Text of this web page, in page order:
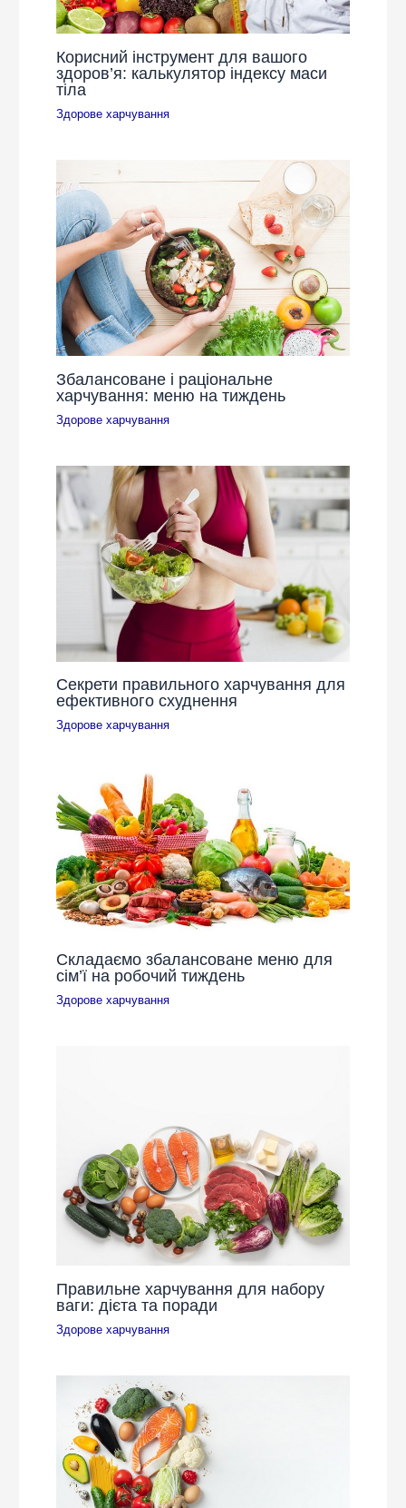
Корисний інструмент для вашого
здоров’я: калькулятор індексу маси
тіла
Здорове харчування
Збалансоване і раціональне
харчування: меню на тиждень
Здорове харчування
Секрети правильного харчування для
ефективного схуднення
Здорове харчування
Складаємо збалансоване меню для
сім’ї на робочий тиждень
Здорове харчування
Правильне харчування для набору
ваги: дієта та поради
Здорове харчування